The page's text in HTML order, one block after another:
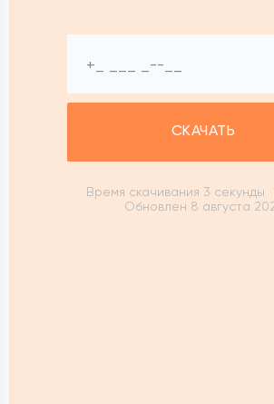
СКАЧАТЬ
Время скачивания 3 секунды
Обновлен 8 августа